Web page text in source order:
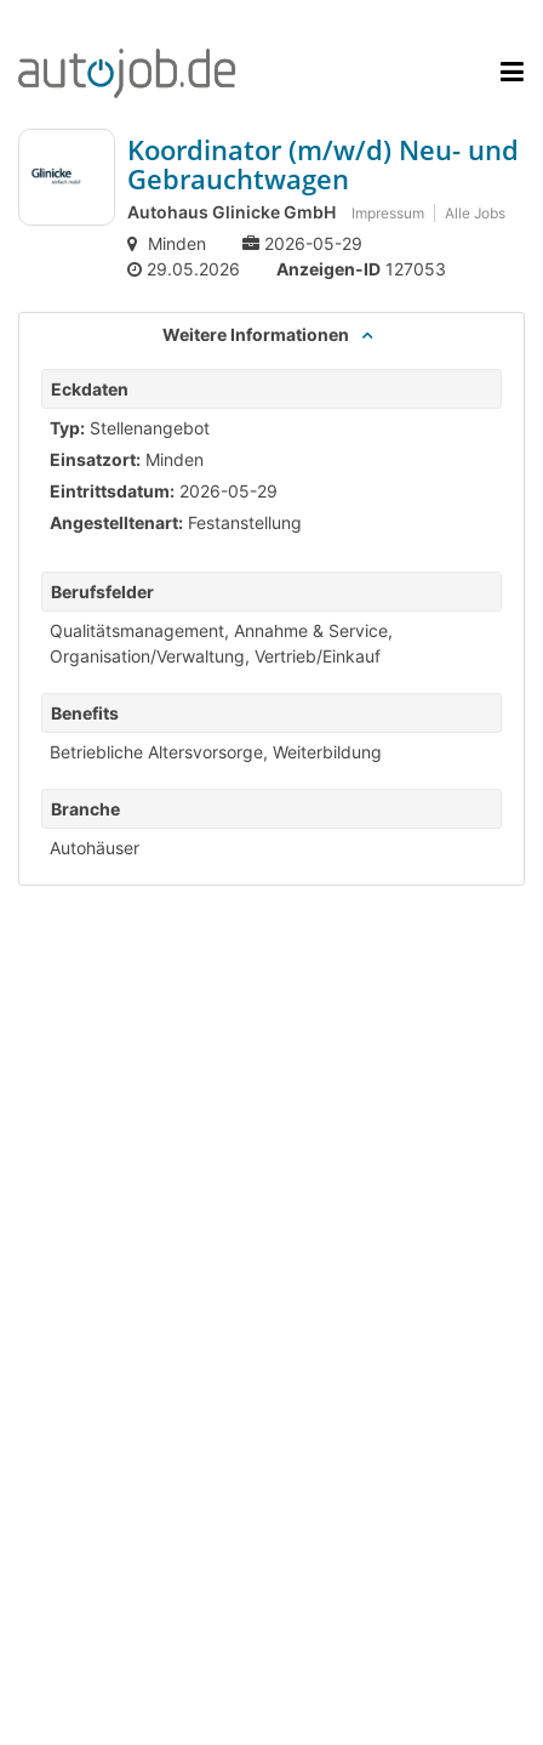
Koordinator (m/w/d) Neu- und
Gebrauchtwagen
Autohaus Glinicke GmbH Impressum Alle Jobs
Minden
2026-05-29
29.05.2026
Anzeigen-ID 127053
Weitere Informationen
Eckdaten
Typ: Stellenangebot
Einsatzort: Minden
Eintrittsdatum: 2026-05-29
Angestelltenart: Festanstellung
Berufsfelder
Qualitätsmanagement, Annahme & Service,
Organisation/Verwaltung, Vertrieb/Einkauf
Benefits
Betriebliche Altersvorsorge, Weiterbildung
Branche
Autohäuser